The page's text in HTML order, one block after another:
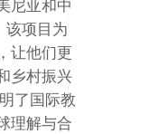
尼亚和中
项目为
让他们更
乡村振兴
了国际教
理解与合